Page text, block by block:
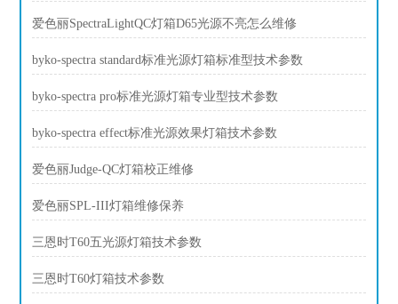
爱色丽SpectraLightQC灯箱D65光源不亮怎么维修
byko-spectra standard标准光源灯箱标准型技术参数
byko-spectra pro标准光源灯箱专业型技术参数
byko-spectra effect标准光源效果灯箱技术参数
爱色丽Judge-QC灯箱校正维修
爱色丽SPL-III灯箱维修保养
三恩时T60五光源灯箱技术参数
三恩时T60灯箱技术参数